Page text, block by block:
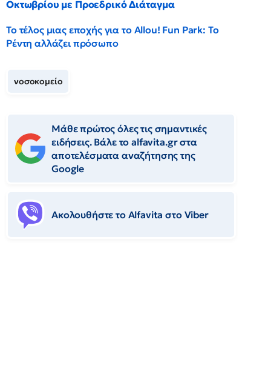
Οκτωβρίου με Προεδρικό Διάταγμα
Το τέλος μιας εποχής για το Allou! Fun Park: Το
Ρέντη αλλάζει πρόσωπο
νοσοκομείο
Μάθε πρώτος όλες τις σημαντικές
ειδήσεις. Βάλε το alfavita.gr στα
αποτελέσματα αναζήτησης της
Google
Ακολουθήστε το Αlfavita στο Viber